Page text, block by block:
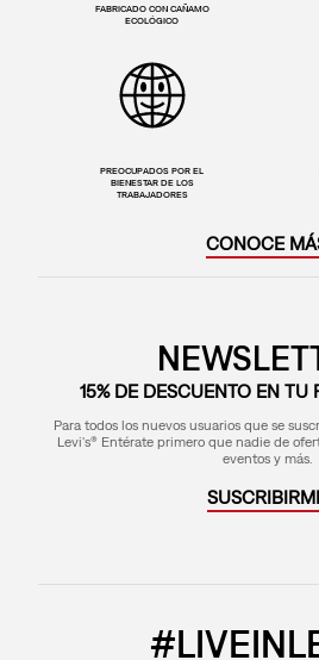
FABRICADO CON CAÑAMO
ECOLÓGICO
PREOCUPADOS POR EL
BIENESTAR DE LOS
TRABAJADORES
CONOCE
15% DE DESCUENTO EN TU
Para todos los nuevos usuarios que se
Levi's® Entérate primero que nadie de
eventos y más.